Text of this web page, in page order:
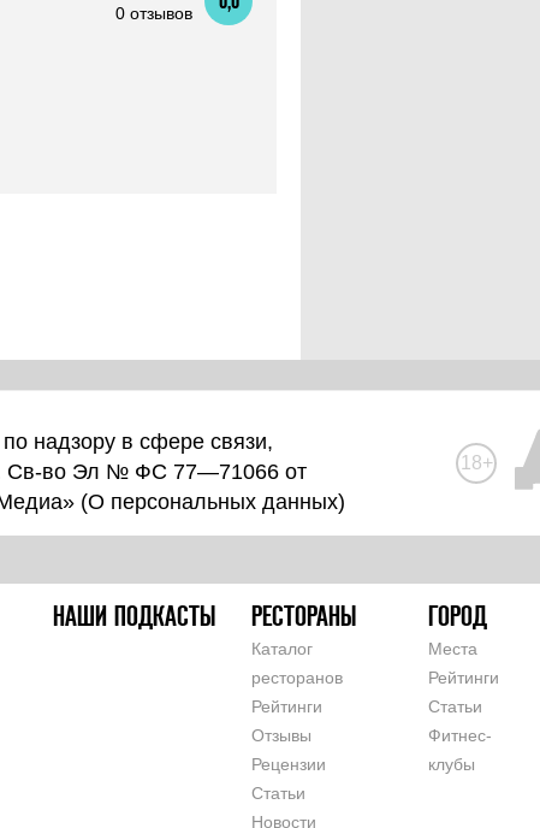
0 отзывов
надзору в сфере связи,
Св-во Эл № ФС 77—71066 от
(О персональных данных)
18+
НАШИ ПОДКАСТЫ РЕСТОРАНЫ
Каталог
ресторанов
Рейтинги
Отзывы
Рецензии
Статьи
Новости
ГОРОД
Места
Рейтинги
Статьи
Фитнес-
клубы